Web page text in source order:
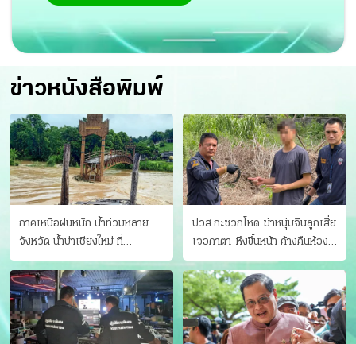
ข่าวหนังสือพิมพ์
ภาคเหนือฝนหนัก น้ำท่วมหลาย
จังหวัด นํ้าบ่าเชียงใหม่ ที่
แม่ฮ่องสอน ซัดสะพานขาด
ปวส.กะซวกโหด ฆ่าหนุ่มจีนลูกเสี่ย
เจอคาตา-หึงขึ้นหน้า ค้างคืนห้อง
แฟนสาว